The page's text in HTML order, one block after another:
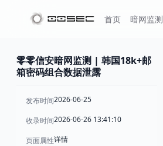
首页 暗网监测
零零信安暗网监测 | 韩国18k+邮
箱密码组合数据泄露
发布时间2026-06-25
收录时间2026-06-26 13:41:10
页面属性详情